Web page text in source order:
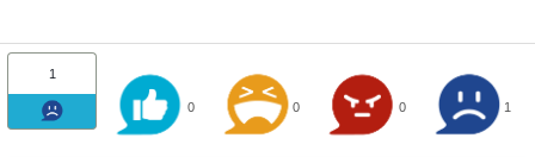
1
0 0 0 1